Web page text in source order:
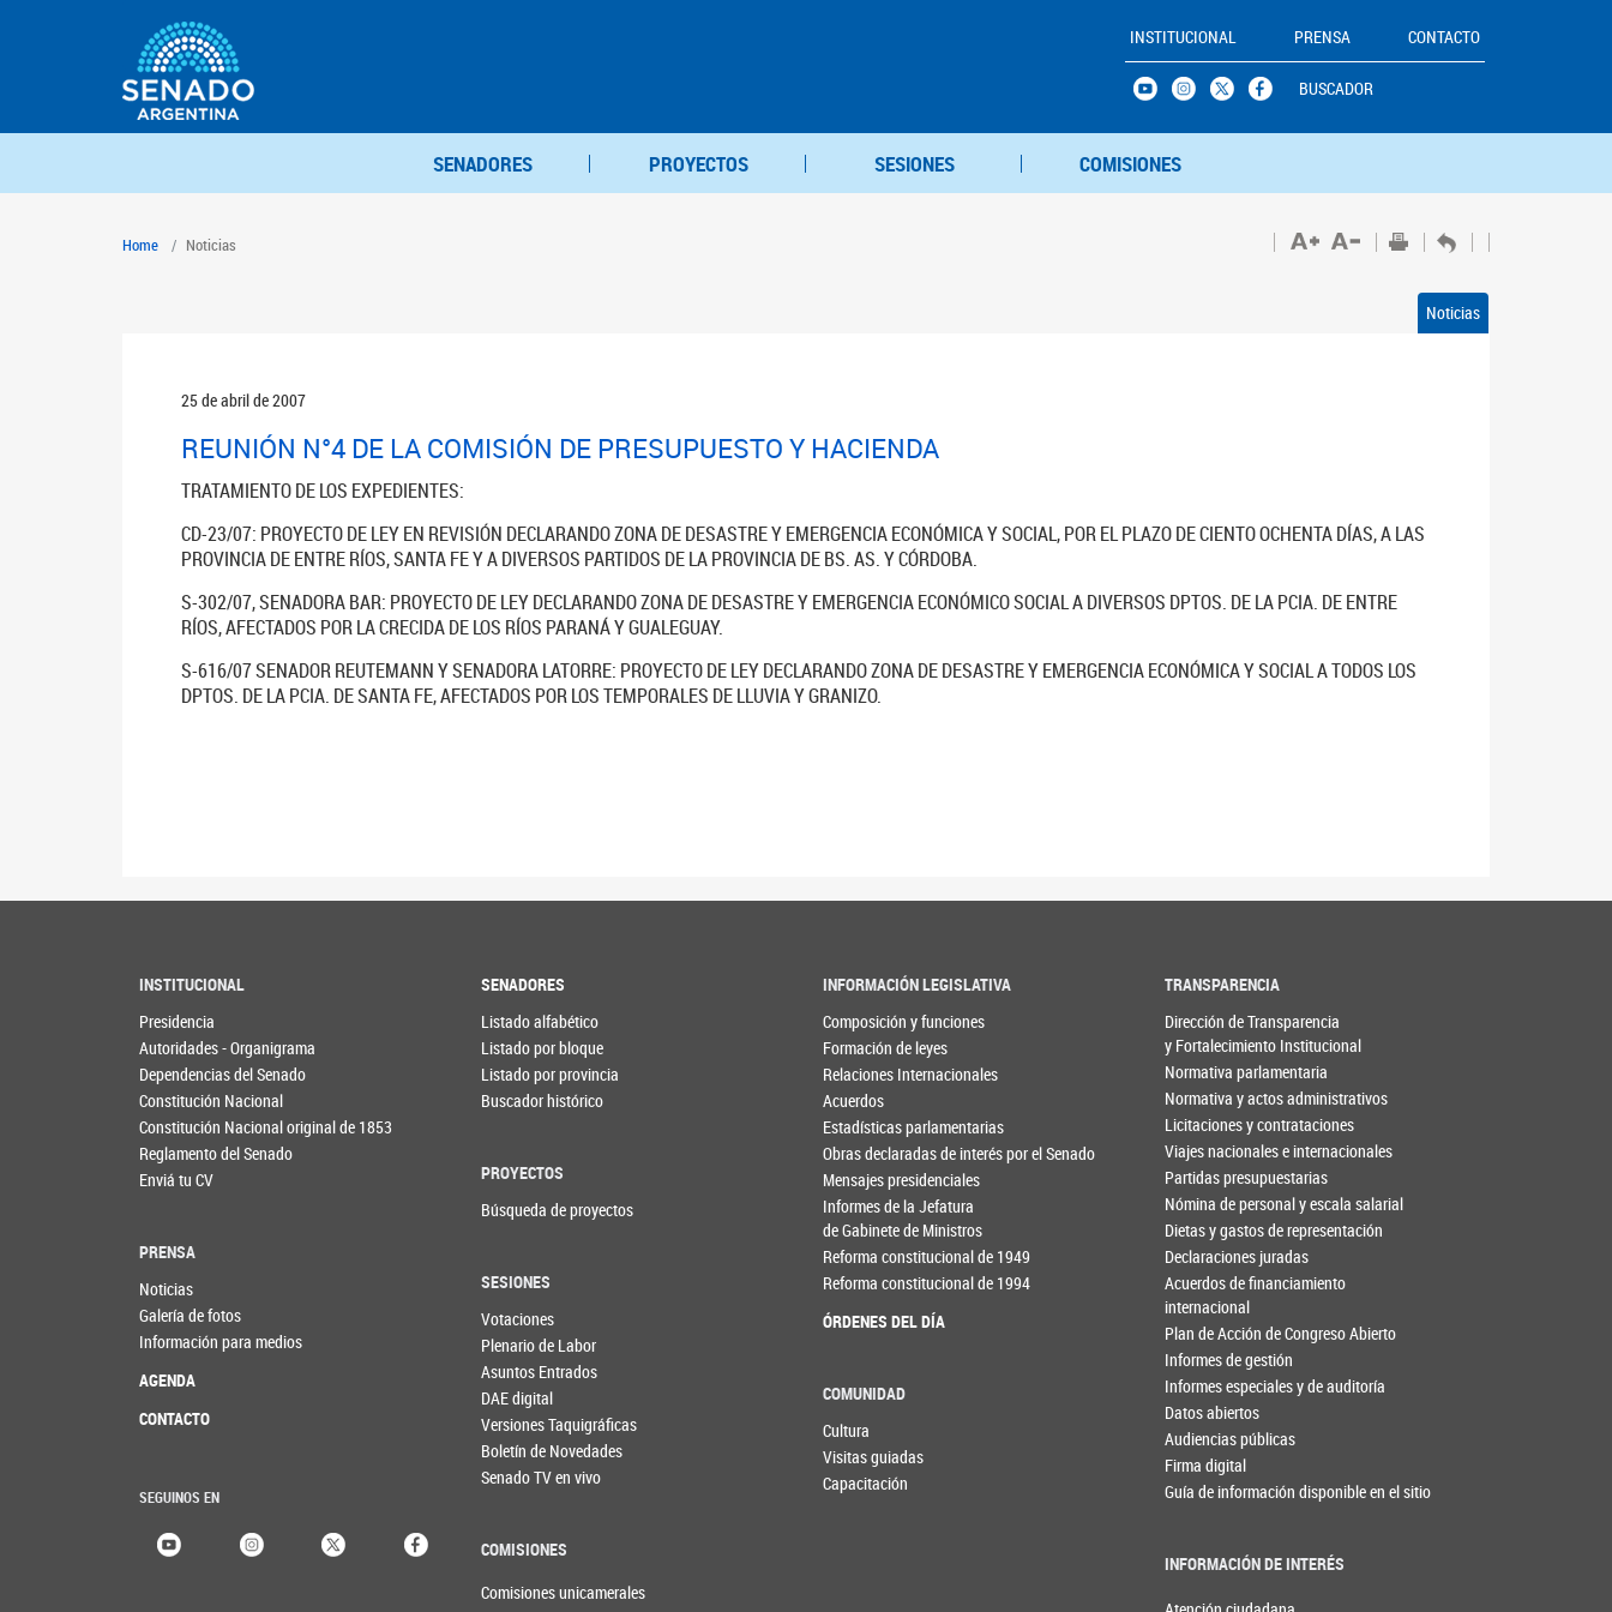
INSTITUCIONAL PRENSA CONTACTO
BUSCADOR
SENADORES PROYECTOS SESIONES COMISIONES
Home Noticias
Noticias
25 de abril de 2007
REUNIÓN N°4 DE LA COMISIÓN DE PRESUPUESTO Y HACIENDA
TRATAMIENTO DE LOS EXPEDIENTES:
CD-23/07: PROYECTO DE LEY EN REVISIÓN DECLARANDO ZONA DE DESASTRE Y EMERGENCIA ECONÓMICA Y SOCIAL, POR EL PLAZO DE CIENTO OCHENTA DÍAS, A LAS
PROVINCIA DE ENTRE RÍOS, SANTA FE Y A DIVERSOS PARTIDOS DE LA PROVINCIA DE BS. AS. Y CÓRDOBA.
S-302/07, SENADORA BAR: PROYECTO DE LEY DECLARANDO ZONA DE DESASTRE Y EMERGENCIA ECONÓMICO SOCIAL A DIVERSOS DPTOS. DE LA PCIA. DE ENTRE
RÍOS, AFECTADOS POR LA CRECIDA DE LOS RÍOS PARANÁ Y GUALEGUAY.
S-616/07 SENADOR REUTEMANN Y SENADORA LATORRE: PROYECTO DE LEY DECLARANDO ZONA DE DESASTRE Y EMERGENCIA ECONÓMICA Y SOCIAL A TODOS LOS
DPTOS. DE LA PCIA. DE SANTA FE, AFECTADOS POR LOS TEMPORALES DE LLUVIA Y GRANIZO.
INSTITUCIONAL
Presidencia
Autoridades - Organigrama
Dependencias del Senado
Constitución Nacional
Constitución Nacional original de 1853
Reglamento del Senado
Enviá tu CV
PRENSA
Noticias
Galería de fotos
Información para medios
AGENDA
CONTACTO
SEGUINOS EN
SENADORES
Listado alfabético
Listado por bloque
Listado por provincia
Buscador histórico
PROYECTOS
Búsqueda de proyectos
SESIONES
Votaciones
Plenario de Labor
Asuntos Entrados
DAE digital
Versiones Taquigráficas
Boletín de Novedades
Senado TV en vivo
COMISIONES
Comisiones unicamerales
INFORMACIÓN LEGISLATIVA
Composición y funciones
Formación de leyes
Relaciones Internacionales
Acuerdos
Estadísticas parlamentarias
Obras declaradas de interés por el Senado
Mensajes presidenciales
Informes de la Jefatura
de Gabinete de Ministros
Reforma constitucional de 1949
Reforma constitucional de 1994
ÓRDENES DEL DÍA
COMUNIDAD
Cultura
Visitas guiadas
Capacitación
TRANSPARENCIA
Dirección de Transparencia
y Fortalecimiento Institucional
Normativa parlamentaria
Normativa y actos administrativos
Licitaciones y contrataciones
Viajes nacionales e internacionales
Partidas presupuestarias
Nómina de personal y escala salarial
Dietas y gastos de representación
Declaraciones juradas
Acuerdos de financiamiento
internacional
Plan de Acción de Congreso Abierto
Informes de gestión
Informes especiales y de auditoría
Datos abiertos
Audiencias públicas
Firma digital
Guía de información disponible en el sitio
INFORMACIÓN DE INTERÉS